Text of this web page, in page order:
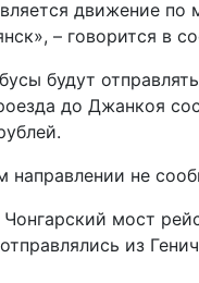
движение по
– говорится в
будут
до Джанкоя
не
мост
из